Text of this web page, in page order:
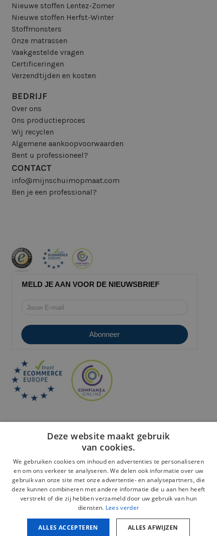
Nieuwe stoffen Lentez-Zomer
Nieuwe stoffen Herfst-Winter
Stoffmonsters
Onze matrassen
Vaakgestelde vragen
Certificeringen
Verzendtijden en kosten
BEDRIJF
Over ons
Ons productieproces
Wij recyclen
Algemene aankoopvoorwaarden
Bent u professioneel?
CONTACT
info@mijnschuimopmaat.com
Ben je een professional?
MELD JE AAN VOOR DE NIEUWSBRIEF
Veilige betaling:
Deze website maakt gebruik
van cookies.
We gebruiken cookies om inhoud en advertenties te personaliseren
en om ons verkeer te analyseren. We delen ook informatie over uw
gebruik van onze site met onze advertentie- en analysepartners, die
deze kunnen combineren met andere informatie die u aan hen heeft
verstrekt of die zij hebben verzameld door uw gebruik van hun
diensten. Lees verder
ALLES ACCEPTEREN ALLES AFWIJZEN